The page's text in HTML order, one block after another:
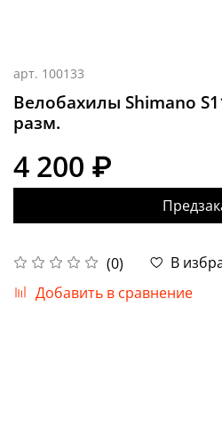
арт. 100133
Велобахилы Shimano
разм.
(0)
В
Добавить в сравнение
4 200 ₽